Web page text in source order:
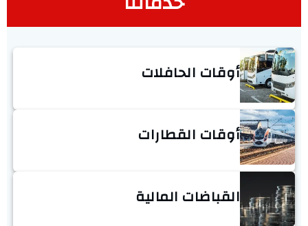
أوقات الحافلات
أوقات القطارات
القباضات المالية